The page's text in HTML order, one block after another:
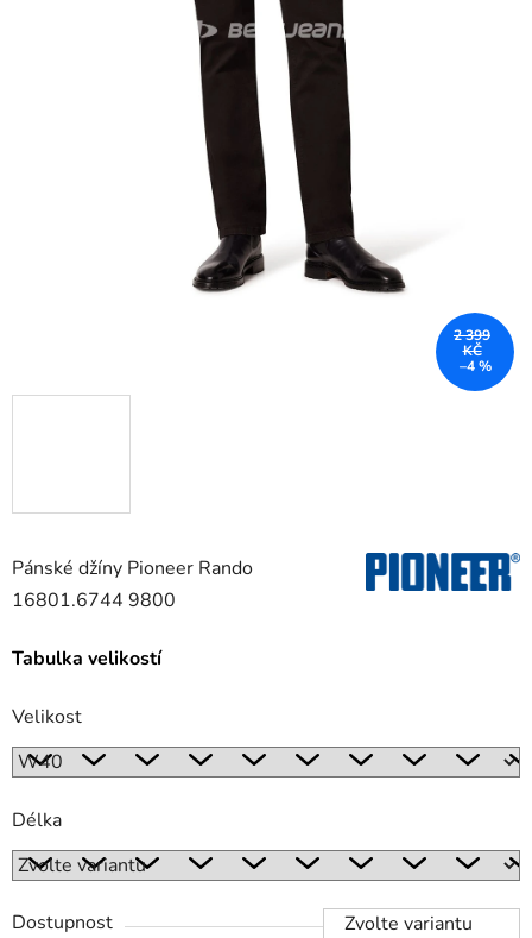
Pánské džíny Pioneer Rando
16801.6744 9800
Tabulka velikostí
Velikost
Délka
Dostupnost
Zvolte variantu
2 399
KČ
–4 %